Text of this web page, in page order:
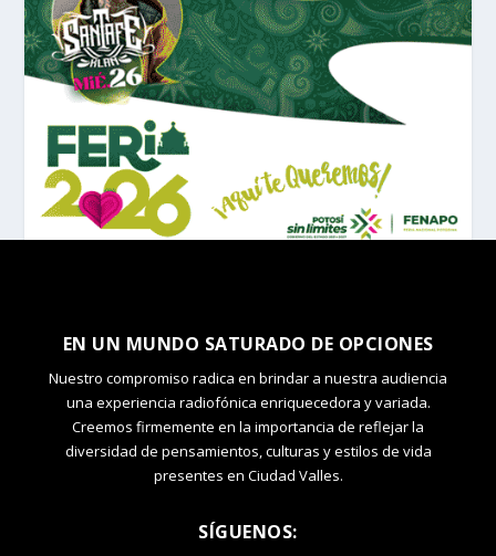
EN UN MUNDO SATURADO DE OPCIONES
Nuestro compromiso radica en brindar a nuestra audiencia
una experiencia radiofónica enriquecedora y variada.
Creemos firmemente en la importancia de reflejar la
diversidad de pensamientos, culturas y estilos de vida
presentes en Ciudad Valles.
SÍGUENOS: